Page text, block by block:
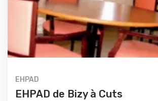
EHPAD
EHPAD de Bizy à Cuts